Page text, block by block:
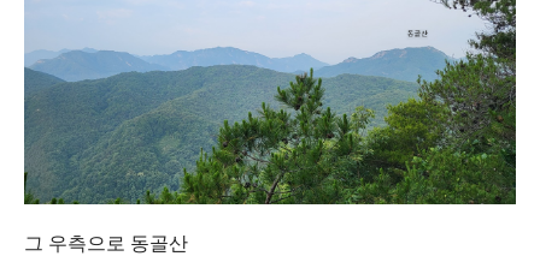
그 우측으로 동골산